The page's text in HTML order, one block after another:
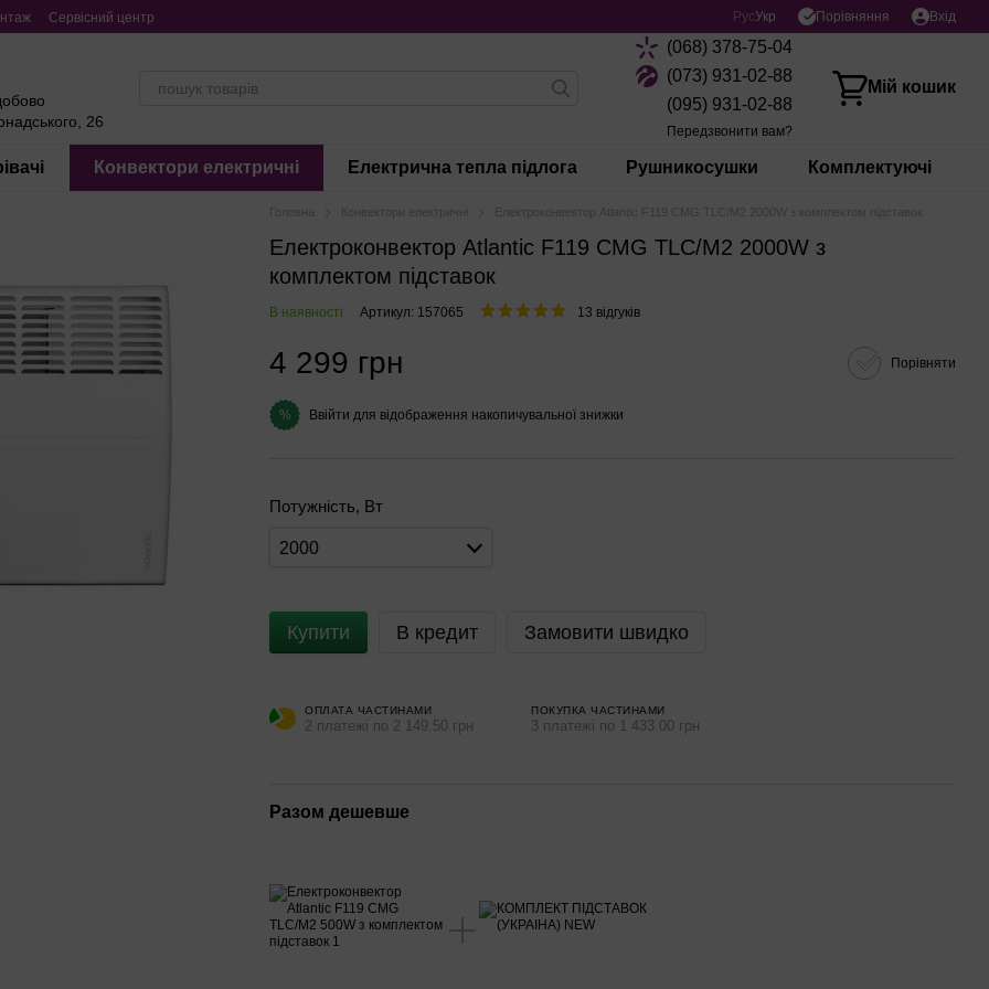
Сервісний центр РусУкр Порівняння Вхід
26
(068) 378-75-04
(073) 931-02-88
(095) 931-02-88
Передзвонити вам?
Мій кошик
Конвектори електричні Електрична тепла підлога Рушникосушки Комплектуючі
Головна Конвектори електричні Електроконвектор Atlantic F119 CMG TLC/M2 2000W з комплектом підставок
Електроконвектор Atlantic F119 CMG TLC/M2 2000W з
комплектом підставок
В наявності Артикул: 157065 13 відгуків
4 299 грн Порівняти
% Ввійти для відображення накопичувальної знижки
Потужність, Вт
2000
Купити В кредит Замовити швидко
ОПЛАТА ЧАСТИНАМИ
2 платежі по 2 149.50 грн
ПОКУПКА ЧАСТИНАМИ
3 платежі по 1 433.00 грн
Разом дешевше